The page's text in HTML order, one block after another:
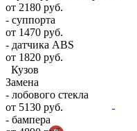
от 2180 руб.
- суппорта
от 1470 руб.
- датчика ABS
от 1820 руб.
Кузов
Замена
- лобового стекла
от 5130 руб.
- бампера